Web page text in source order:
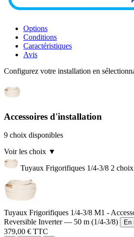
Options
Conditions
Caractéristiques
Avis
Configurez votre installation en
Accessoires d'installation
9 choix disponibles
Voir les choix ▼
Tuyaux Frigorifiques 1/4-3/8 2 choix
Tuyaux Frigorifiques 1/4-3/8 M1 -
Reversible Inverter — 50 m (1/4-3/8)
En
379,00 € TTC